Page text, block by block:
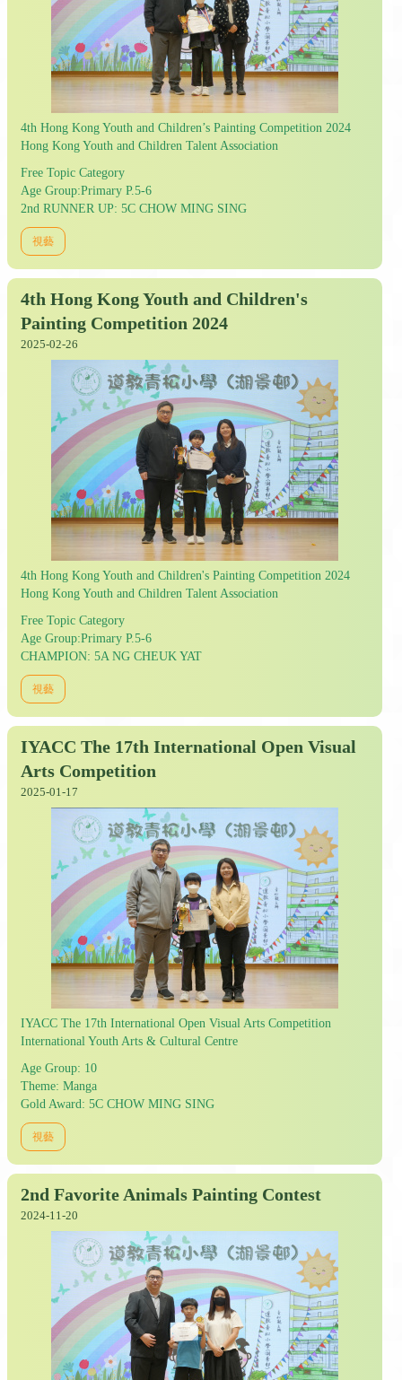
4th Hong Kong Youth and Children’s Painting Competition 2024
Hong Kong Youth and Children Talent Association
Free Topic Category
Age Group:Primary P.5-6
2nd RUNNER UP: 5C CHOW MING SING
視藝
4th Hong Kong Youth and Children's
Painting Competition 2024
2025-02-26
4th Hong Kong Youth and Children's Painting Competition 2024
Hong Kong Youth and Children Talent Association
Free Topic Category
Age Group:Primary P.5-6
CHAMPION: 5A NG CHEUK YAT
視藝
IYACC The 17th International Open Visual
Arts Competition
2025-01-17
IYACC The 17th International Open Visual Arts Competition
International Youth Arts & Cultural Centre
Age Group: 10
Theme: Manga
Gold Award: 5C CHOW MING SING
視藝
2nd Favorite Animals Painting Contest
2024-11-20